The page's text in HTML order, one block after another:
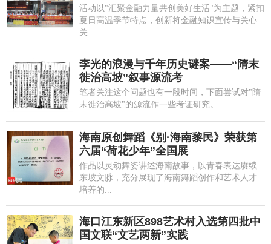
活动以"汇聚金融力量共创美好生活"为主题，紧扣
夏日高温季节特点，创新将金融知识宣传与关心
关...
李光的浪漫与千年历史谜案——“隋末
徙治高坡”叙事源流考
笔者关注这个问题也有一段时间，下面尝试对"隋
末徙治高坡"的源流作一些考证研究。...
海南原创舞蹈《别·海南黎民》荣获第
六届“荷花少年”全国展
作品以灵动舞姿讲述海南故事，以青春表达赓续
东坡文脉，充分展现了海南舞蹈创作和艺术人才
培养的...
海口江东新区898艺术村入选第四批中
国文联“文艺两新”实践